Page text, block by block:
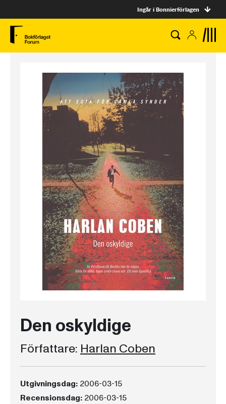
Ingår i Bonnierförlagen
Den oskyldige
Författare: Harlan Coben
Utgivningsdag: 2006-03-15
Recensionsdag: 2006-03-15